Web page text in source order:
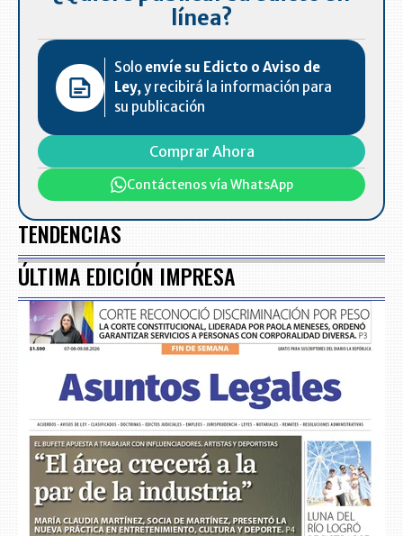
línea?
Solo envíe su Edicto o Aviso de
Ley,y recibirá la información para
su publicación
Comprar Ahora
Contáctenos vía WhatsApp
TENDENCIAS
ÚLTIMA EDICIÓN IMPRESA